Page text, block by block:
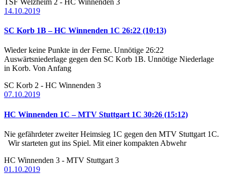
14.10.2019
SC Korb 1B – HC Winnenden 1C 26:22 (10:13)
Wieder keine Punkte in der Ferne. Unnötige 26:22
Auswärtsniederlage gegen den SC Korb 1B. Unnötige Niederlage
in Korb. Von Anfang
SC Korb 2 - HC Winnenden 3
07.10.2019
HC Winnenden 1C – MTV Stuttgart 1C 30:26 (15:12)
Nie gefährdeter zweiter Heimsieg 1C gegen den MTV Stuttgart 1C.
Wir starteten gut ins Spiel. Mit einer kompakten Abwehr
HC Winnenden 3 - MTV Stuttgart 3
01.10.2019